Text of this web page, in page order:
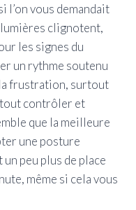
l’on vous demandait
lumières clignotent,
les signes du
un rythme soutenu
frustration, surtout
tout contrôler et
que la meilleure
une posture
peu plus de place
même si cela vous